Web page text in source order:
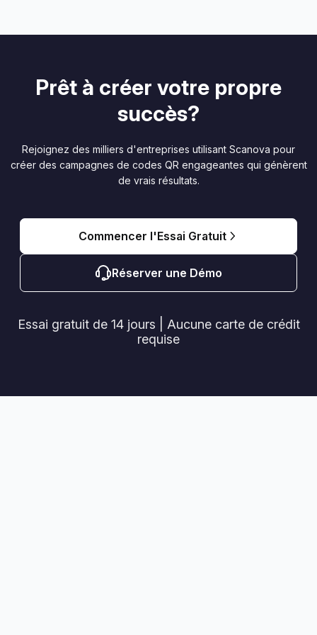
Prêt à créer votre propre
succès?
Rejoignez des milliers d'entreprises utilisant Scanova pour
créer des campagnes de codes QR engageantes qui génèrent
de vrais résultats.
Commencer l'Essai Gratuit
Réserver une Démo
Essai gratuit de 14 jours | Aucune carte de crédit
requise